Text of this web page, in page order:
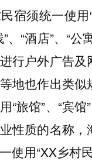
宿须统一使用
、“酒店”、“公
行户外广告及
地也作出类似
“旅馆”、“宾馆
性质的名称，
使用“XX乡村民